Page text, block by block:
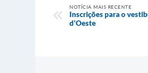
NOTÍCIA MAIS RECENTE
Inscrições para o
d’Oeste